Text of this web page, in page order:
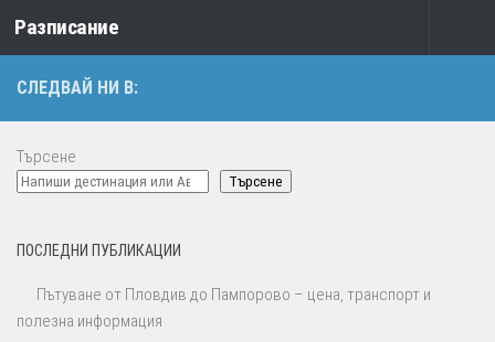
Към съдържанието
Разписание
СЛЕДВАЙ НИ В:
Търсене
Търсене
ПОСЛЕДНИ ПУБЛИКАЦИИ
Пътуване от Пловдив до Пампорово – цена, транспорт и
полезна информация